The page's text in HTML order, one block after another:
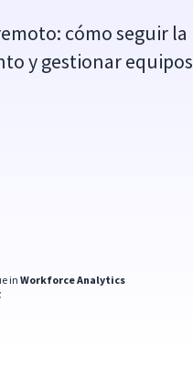
cómo seguir la
y gestionar equipos
inWorkforce Analytics